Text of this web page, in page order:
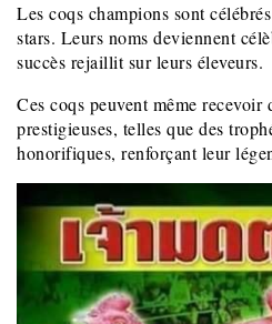
Les coqs champions sont
stars. Leurs noms deviennent
succès rejaillit sur leurs éleveurs.
Ces coqs peuvent même recevoir
prestigieuses, telles que des
honorifiques, renforçant leur